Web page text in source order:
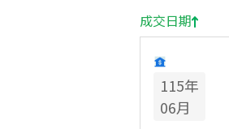
成交日期
115年
06月